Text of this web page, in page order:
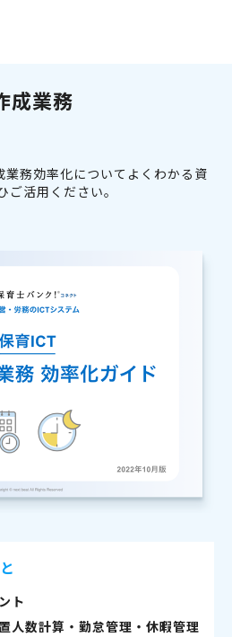
成業務
務効率化についてよくわかる資
活用ください。
ト
人数計算・勤怠管理・休暇管理